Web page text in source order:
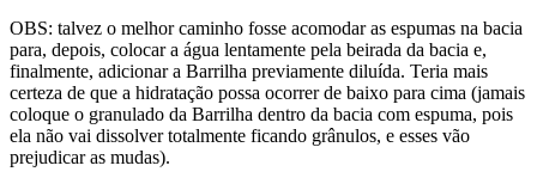
OBS: talvez o melhor caminho fosse acomodar as espumas na bacia
para, depois, colocar a água lentamente pela beirada da bacia e,
finalmente, adicionar a Barrilha previamente diluída. Teria mais
certeza de que a hidratação possa ocorrer de baixo para cima (jamais
coloque o granulado da Barrilha dentro da bacia com espuma, pois
ela não vai dissolver totalmente ficando grânulos, e esses vão
prejudicar as mudas).